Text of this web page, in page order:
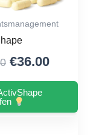
Original
price
was:
€64.00.
€36.00Current
price
€36.00.